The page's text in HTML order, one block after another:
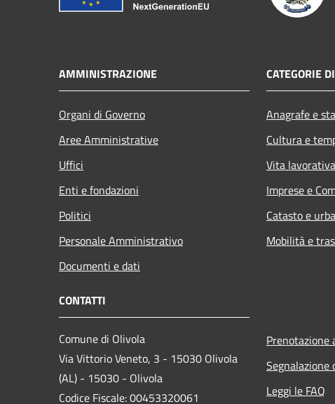
AMMINISTRAZIONE
Organi di Governo
Aree Amministrative
Uffici
Enti e fondazioni
Politici
Personale Amministrativo
Documenti e dati
CATEGORIE
Anagrafe e
Cultura e
Vita lavorativa
Imprese e
Catasto e
Mobilità e
CONTATTI
Comune di Olivola
Via Vittorio Veneto, 3 - 15030 Olivola
(AL) - 15030 - Olivola
Codice Fiscale: 00453320061
Prenotazione
Segnalazione
Leggi le FAQ